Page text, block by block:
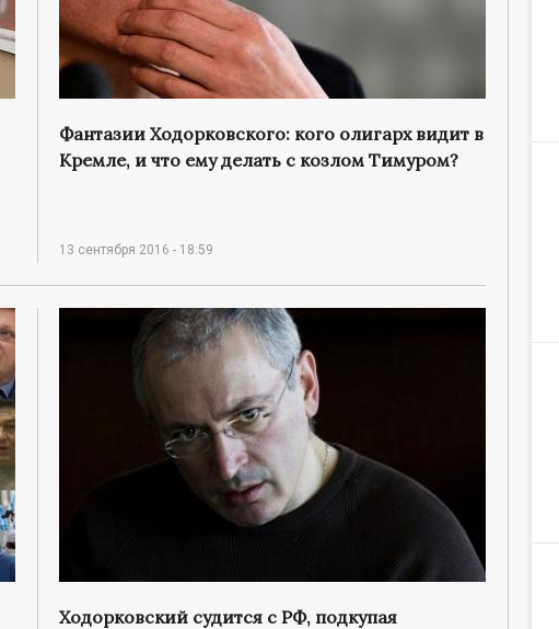
Фантазии Ходорковского: кого олигарх видит в
Кремле, и что ему делать с козлом Тимуром?
13 сентября 2016 - 18:59
Ходорковский судится с РФ, подкупая